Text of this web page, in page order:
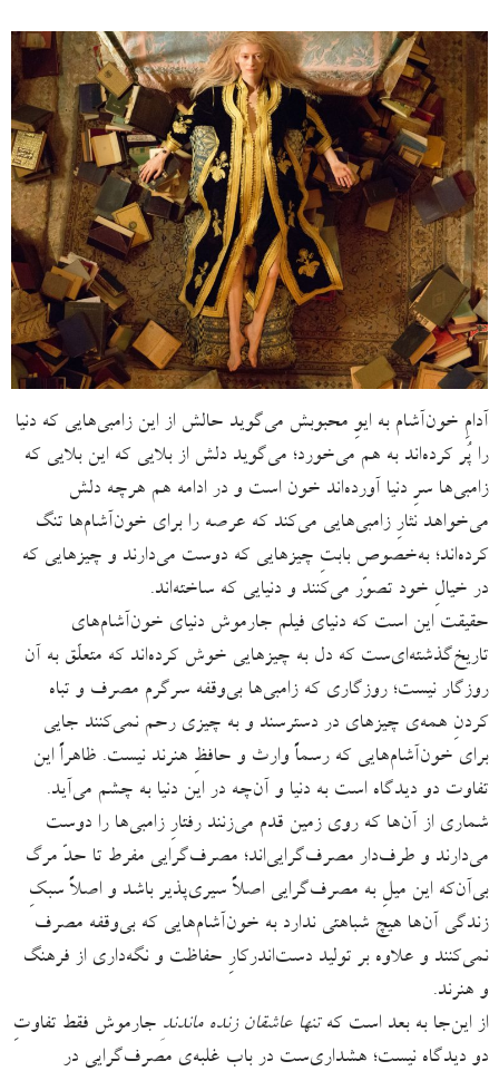
آدامِ خون‌آشام به ایوِ محبوبش می‌گوید حالش از این زامبی‌هایی که دنیا
را پُر کرده‌اند به هم می‌خورد؛ می‌گوید دلش از بلایی که این بلایی که
زامبی‌ها سرِ دنیا آورده‌اند خون است و در ادامه هم هرچه دلش
می‌خواهد نثارِ زامبی‌هایی می‌کند که عرصه را برای خون‌آشام‌ها تنگ
کرده‌اند؛ به‌خصوص بابتِ چیزهایی که دوست می‌دارند و چیزهایی که
در خیالِ خود تصوّر می‌کنند و دنیایی که ساخته‌اند.
حقیقت این است که دنیای فیلم جارموش دنیای خون‌آشام‌های
تاریخ‌گذشته‌ای‌ست که دل به چیزهایی خوش کرده‌اند که متعلّق به آن
روزگار نیست؛ روزگاری که زامبی‌ها بی‌وقفه سرگرم مصرف و تباه
کردنِ همه‌ی چیزهای در دسترسند و به چیزی رحم نمی‌کنند جایی
برای خون‌آشام‌هایی که رسماً وارث و حافظِ هنرند نیست. ظاهراً این
تفاوت دو دیدگاه است به دنیا و آن‌چه در این دنیا به چشم می‌آید.
شماری از آن‌ها که روی زمین قدم می‌زنند رفتارِ زامبی‌ها را دوست
می‌دارند و طرف‌دار مصرف‌گرایی‌اند؛ مصرف‌گرایی مفرط تا حدّ مرگ
بی‌آن‌که این میلِ به مصرف‌گرایی اصلاً سیری‌پذیر باشد و اصلاً سبکِ
زندگی‌ آن‌ها هیچ شباهتی ندارد به خون‌آشام‌هایی که بی‌وقفه مصرف
نمی‌کنند و علاوه بر تولید دست‌اندرکارِ حفاظت و نگه‌داری از فرهنگ
و هنرند.
از این‌جا به بعد است کهتنها عاشقان زنده ماندندِ جارموش فقط تفاوتِ
دو دیدگاه نیست؛ هشداری‌ست در باب غلبه‌ی مصرف‌گرایی در